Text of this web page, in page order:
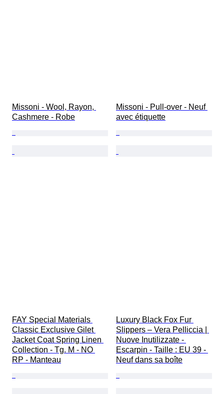
Missoni - Wool, Rayon,
Cashmere - Robe
Missoni - Pull-over - Neuf
avec étiquette
FAY Special Materials
Classic Exclusive Gilet
Jacket Coat Spring Linen
Collection - Tg. M - NO
RP - Manteau
Luxury Black Fox Fur
Slippers – Vera Pelliccia |
Nuove Inutilizzate -
Escarpin - Taille : EU 39 -
Neuf dans sa boîte